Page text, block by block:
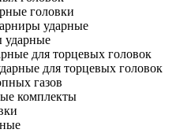
головки
ударные
ударные
для торцевых головок
для торцевых головок
газов
комплекты